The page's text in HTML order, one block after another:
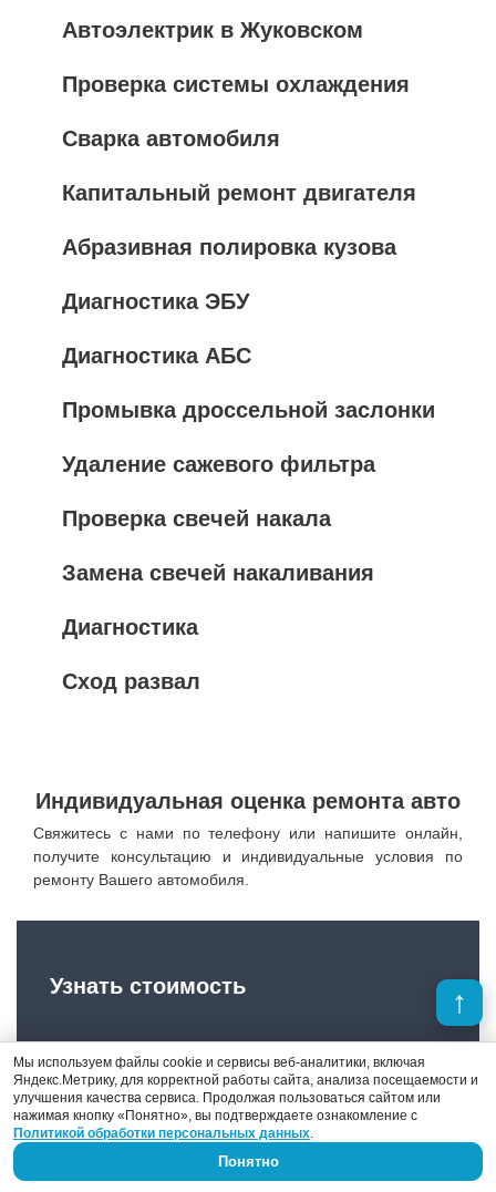
Автоэлектрик в Жуковском
Проверка системы охлаждения
Сварка автомобиля
Капитальный ремонт двигателя
Абразивная полировка кузова
Диагностика ЭБУ
Диагностика АБС
Промывка дроссельной заслонки
Удаление сажевого фильтра
Проверка свечей накала
Замена свечей накаливания
Диагностика
Сход развал
Индивидуальная оценка ремонта авто
Свяжитесь с нами по телефону или напишите онлайн,
получите консультацию и индивидуальные условия по
ремонту Вашего автомобиля.
Узнать стоимость
Чтобы получить
предварительную оценку
стоимости ремонта автомобиля,
напишите нам или просто
Мы используем файлы cookie и сервисы веб-аналитики, включая
Яндекс.Метрику, для корректной работы сайта, анализа посещаемости и
улучшения качества сервиса. Продолжая пользоваться сайтом или
нажимая кнопку «Понятно», вы подтверждаете ознакомление с
Политикой обработки персональных данных.
Понятно